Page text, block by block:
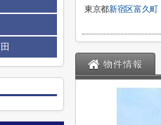
東京都新宿区富久町
物件情報